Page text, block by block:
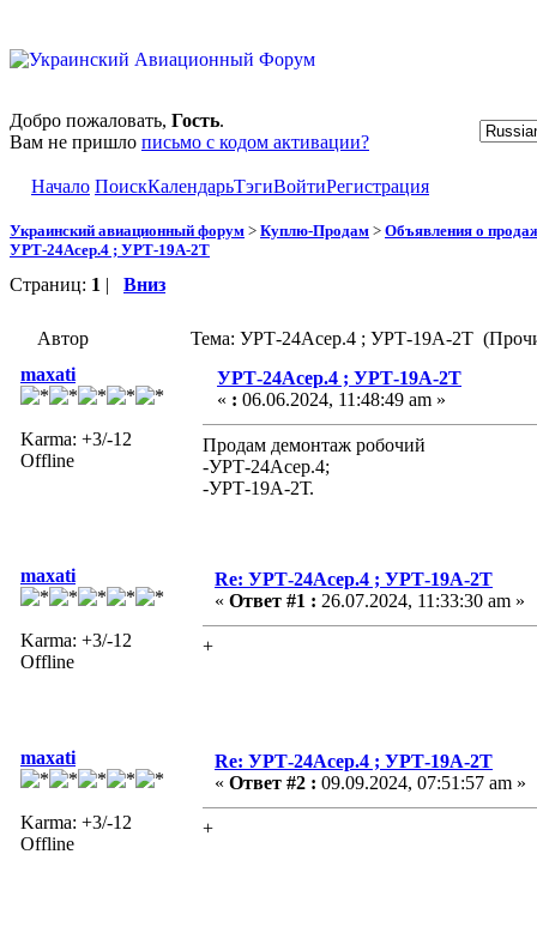
Добро пожаловать, Гость.
Вам не пришло письмо с кодом активации?
Начало ПоискКалендарьТэгиВойтиРегистрация
Украинский авиационный форум > Куплю-Продам > Объявления о
УРТ-24Асер.4 ; УРТ-19А-2Т
Страниц: 1 | Вниз
Автор
Тема: УРТ-24Асер.4 ; УРТ-19А-2Т
maxati
Karma: +3/-12
Offline
УРТ-24Асер.4 ; УРТ-19А-2Т
« : 06.06.2024, 11:48:49 am »
Продам демонтаж робочий
-УРТ-24Асер.4;
-УРТ-19А-2Т.
maxati
Karma: +3/-12
Offline
Re: УРТ-24Асер.4 ; УРТ-19А-2Т
« Ответ #1 : 26.07.2024, 11:33:30 am »
+
maxati
Karma: +3/-12
Offline
Re: УРТ-24Асер.4 ; УРТ-19А-2Т
« Ответ #2 : 09.09.2024, 07:51:57 am »
+